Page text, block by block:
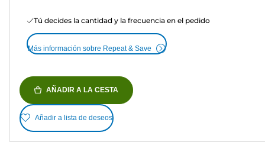
Tú decides la cantidad y la frecuencia en el pedido
Más información sobre Repeat & Save
AÑADIR A LA CESTA
Añadir a lista de deseos